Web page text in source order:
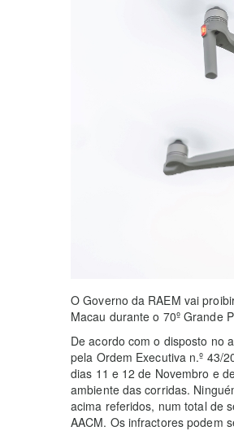
O Governo da RAEM vai
Macau durante o 70º Grande
De acordo com o disposto no
pela Ordem Executiva n.º 43/
dias 11 e 12 de Novembro e
ambiente das corridas.
acima referidos, num total de
AACM. Os infractores podem